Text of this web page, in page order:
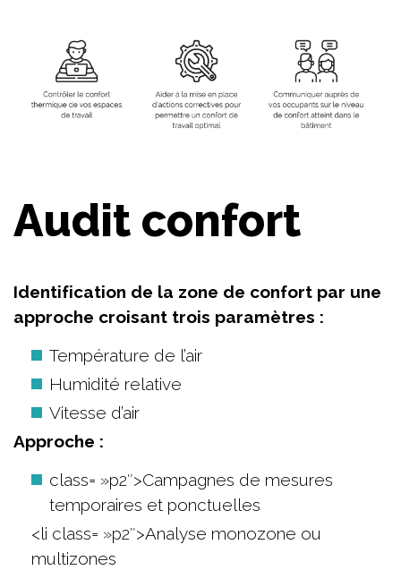
Audit confort
Identification de la zone de confort par une
approche croisant trois paramètres :
Température de l’air
Humidité relative
Vitesse d’air
Approche :
class= »p2″>Campagnes de mesures
temporaires et ponctuelles
<li class= »p2″>Analyse monozone ou
multizones